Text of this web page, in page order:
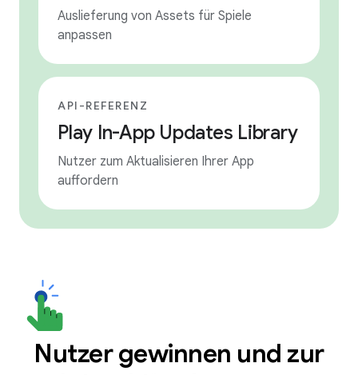
Auslieferung von Assets für Spiele
anpassen
API-REFERENZ
Play In-App Updates Library
Nutzer zum Aktualisieren Ihrer App
auffordern
Nutzer gewinnen und zur